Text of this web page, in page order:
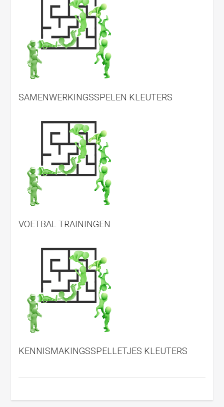
SAMENWERKINGSSPELEN KLEUTERS
VOETBAL TRAININGEN
KENNISMAKINGSSPELLETJES KLEUTERS